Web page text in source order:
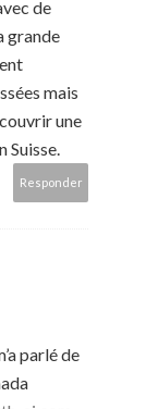
de
grande
mais
une
Suisse.
Responder
parlé de